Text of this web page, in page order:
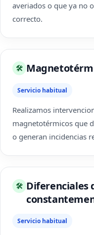
averiados o que ya no
correcto.
🛠
Servicio habitual
Realizamos
magnetotérmicos que
o generan incidencias
🛠 Diferenciales
Servicio habitual